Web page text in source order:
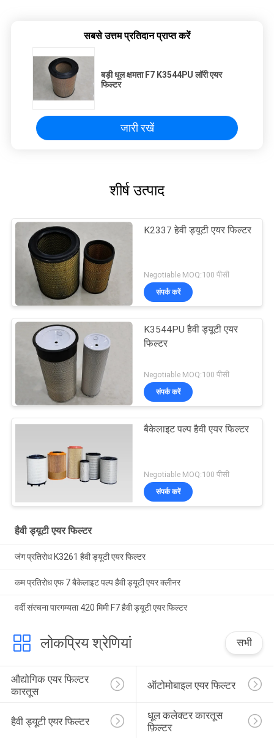
सबसे उत्तम प्रतिदान प्राप्त करें
बड़ी धूल क्षमता F7 K3544PU लॉरी एयर
फिल्टर
जारी रखें
शीर्ष उत्पाद
K2337 हेवी ड्यूटी एयर फिल्टर
Negotiable MOQ:100 पीसी
संपर्क करें
K3544PU हैवी ड्यूटी एयर
फिल्टर
Negotiable MOQ:100 पीसी
संपर्क करें
बैकेलाइट पल्प हैवी एयर फिल्टर
Negotiable MOQ:100 पीसी
संपर्क करें
हैवी ड्यूटी एयर फिल्टर
जंग प्रतिरोध K3261 हैवी ड्यूटी एयर फिल्टर
कम प्रतिरोध एफ 7 बैकेलाइट पल्प हैवी ड्यूटी एयर क्लीनर
वर्दी संरचना पारगम्यता 420 मिमी F7 हैवी ड्यूटी एयर फिल्टर
लोकप्रिय श्रेणियां सभी
औद्योगिक एयर फिल्टर
कारतूस
ऑटोमोबाइल एयर फिल्टर
हैवी ड्यूटी एयर फिल्टर
धूल कलेक्टर कारतूस
फ़िल्टर